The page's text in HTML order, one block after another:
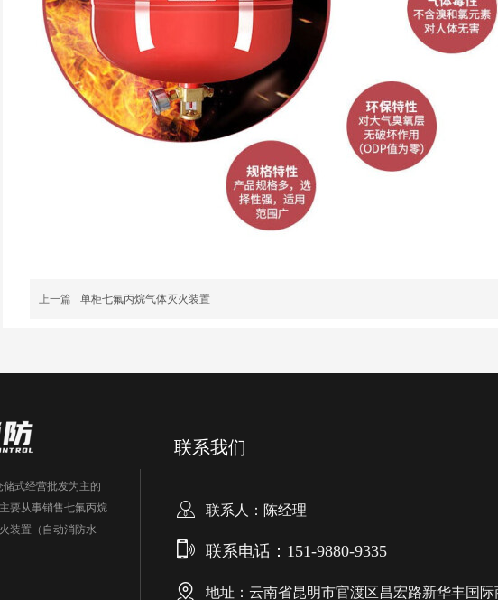
上一篇 单柜七氟丙烷气体灭火装置
联系电话：151-9880-9335
联系人：陈经理
联系我们
地址：云南省昆明市官渡区昌宏路新华丰国
式经营批发为主的
要从事销售七氟丙烷
装置（自动消防水